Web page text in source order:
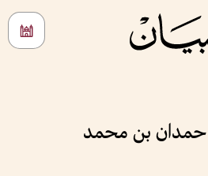
حمدان بن محمد